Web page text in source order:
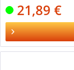
21,89 €